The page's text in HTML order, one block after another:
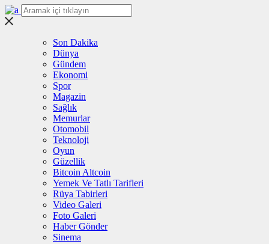
Son Dakika
Dünya
Gündem
Ekonomi
Spor
Magazin
Sağlık
Memurlar
Otomobil
Teknoloji
Oyun
Güzellik
Bitcoin Altcoin
Yemek Ve Tatlı Tarifleri
Rüya Tabirleri
Video Galeri
Foto Galeri
Haber Gönder
Sinema